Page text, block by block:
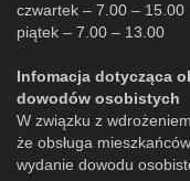
czwartek – 7.00 – 15.00
piątek – 7.00 – 13.00
Infomacja dotycząca
dowodów osobistych
W związku z
że obsługa
wydanie dowodu